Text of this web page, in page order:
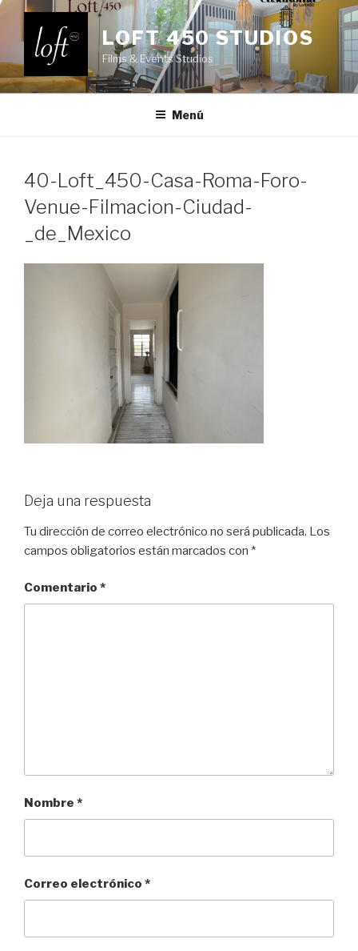
Saltar
contenido
LOFT 450 STUDIOS
Films & Events Studios
Menú
40-Loft_450-Casa-Roma-Foro-
Venue-Filmacion-Ciudad-
_de_Mexico
Deja una respuesta
Tu dirección de correo electrónico no será publicada. Los
campos obligatorios están marcados con *
Comentario *
Nombre *
Correo electrónico *